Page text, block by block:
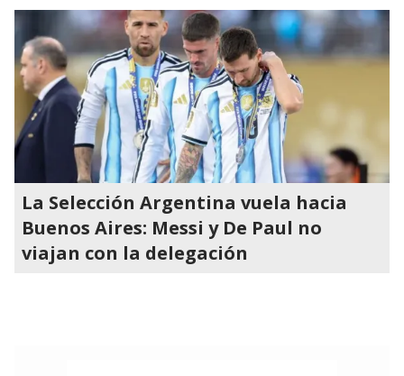
La Selección Argentina vuela hacia
Buenos Aires: Messi y De Paul no
viajan con la delegación